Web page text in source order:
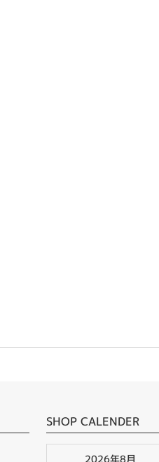
SHOP CALENDER
2026年8月